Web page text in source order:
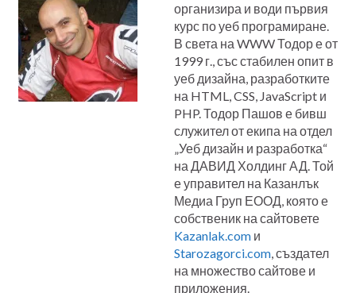
организира и води първия
курс по уеб програмиране.
В света на WWW Тодор е от
1999 г., със стабилен опит в
уеб дизайна, разработките
на HTML, CSS, JavaScript и
PHP. Тодор Пашов е бивш
служител от екипа на отдел
„Уеб дизайн и разработка“
на ДАВИД Холдинг АД. Той
е управител на Казанлък
Медиа Груп ЕООД, която е
собственик на сайтовете
Kazanlak.com и
Starozagorci.com, създател
на множество сайтове и
приложения.